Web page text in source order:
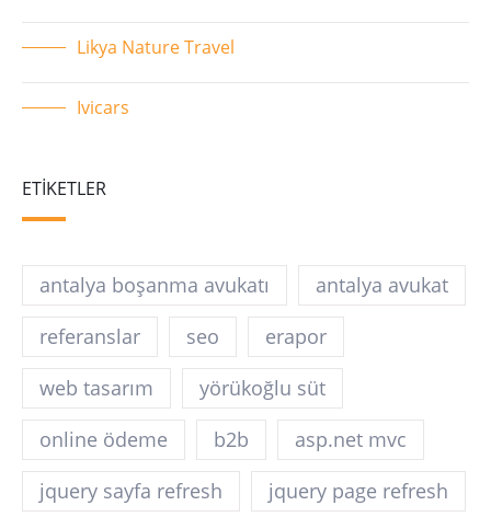
Likya Nature Travel
Ivicars
ETIKETLER
antalya boşanma avukatı
antalya avukat
referanslar
seo
erapor
web tasarım
yörükoğlu süt
online ödeme
b2b
asp.net mvc
jquery sayfa refresh
jquery page refresh